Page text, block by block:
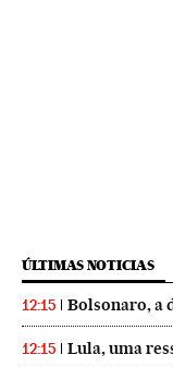
ÚLTIMAS NOTICIAS
12:15 Bolsonaro, a
12:15 Lula, uma